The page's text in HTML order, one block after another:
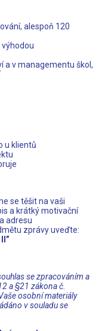
alespoň 120
výhodou
a v managementu škol,
u klientů
se těšit na vaši
a krátký motivační
adresu
zprávy uveďte:
se zpracováním a
a §21 zákona č.
osobní materiály
v souladu se